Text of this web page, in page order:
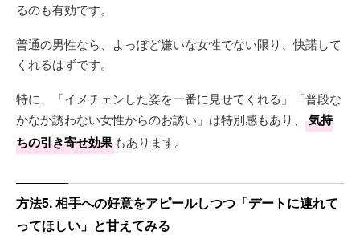
るのも有効です。
普通の男性なら、よっぽど嫌いな女性でない限り、快諾して
くれるはずです。
特に、「イメチェンした姿を一番に見せてくれる」「普段な
かなか誘わない女性からのお誘い」は特別感もあり、
気持
ちの引き寄せ効果 もあります。
方法5. 相手への好意をアピールしつつ「デートに連れて
ってほしい」と甘えてみる